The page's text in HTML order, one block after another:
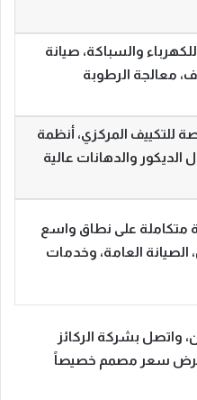
والسباكة، صيانة
معالجة الرطوبة
للتكييف المركزي، أنظمة
الديكور والدهانات عالية
متكاملة على نطاق واسع
العامة، وخدمات
واتصل بشركة الركائز
سعر مصمم خصيصاً